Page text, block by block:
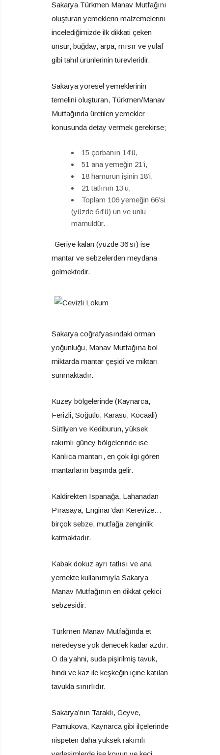
Sakarya Türkmen Manav Mutfağını
oluşturan yemeklerin malzemelerini
incelediğimizde ilk dikkati çeken
unsur, buğday, arpa, mısır ve yulaf
gibi tahıl ürünlerinin türevleridir.
Sakarya yöresel yemeklerinin
temelini oluşturan, Türkmen/Manav
Mutfağında üretilen yemekler
konusunda detay vermek gerekirse;
15 çorbanın 14’ü,
51 ana yemeğin 21’i,
18 hamurun işinin 18’i,
21 tatlının 13’ü;
Toplam 106 yemeğin 66’si
(yüzde 64’ü) un ve unlu
mamuldür.
Geriye kalan (yüzde 36’sı) ise
mantar ve sebzelerden meydana
gelmektedir.
Sakarya coğrafyasındaki orman
yoğunluğu, Manav Mutfağına bol
miktarda mantar çeşidi ve miktarı
sunmaktadır.
Kuzey bölgelerinde (Kaynarca,
Ferizli, Söğütlü, Karasu, Kocaali)
Sütliyen ve Kediburun, yüksek
rakımlı güney bölgelerinde ise
Kanlıca mantarı, en çok ilgi gören
mantarların başında gelir.
Kaldirekten Ispanağa, Lahanadan
Pırasaya, Enginar’dan Kerevize…
birçok sebze, mutfağa zenginlik
katmaktadır.
Kabak dokuz ayrı tatlısı ve ana
yemekte kullanımıyla Sakarya
Manav Mutfağının en dikkat çekici
sebzesidir.
Türkmen Manav Mutfağında et
neredeyse yok denecek kadar azdır.
O da yahni, suda pişirilmiş tavuk,
hindi ve kaz ile keşkeğin içine katılan
tavukla sınırlıdır.
Sakarya’nın Taraklı, Geyve,
Pamukova, Kaynarca gibi ilçelerinde
nispeten daha yüksek rakımlı